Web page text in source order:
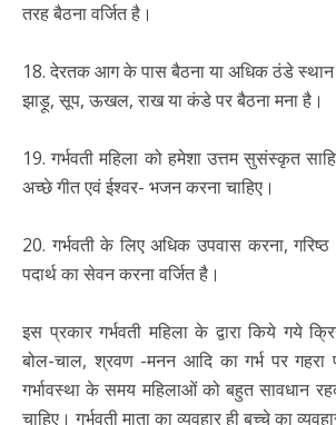
तरह बैठना वर्जित है।
18. देरतक आग के पास बैठना या अधिक ठंडे स्थान
झाड़ू, सूप, ऊखल, राख या कंडे पर बैठना मना है।
19. गर्भवती महिला को हमेशा उत्तम सुसंस्कृत
अच्छे गीत एवं ईश्वर- भजन करना चाहिए।
20. गर्भवती के लिए अधिक उपवास करना,
पदार्थ का सेवन करना वर्जित है।
इस प्रकार गर्भवती महिला के द्वारा किये गये
बोल-चाल, श्रवण -मनन आदि का गर्भ पर गहरा
गर्भावस्था के समय महिलाओं को बहुत सावधान
चाहिए। गर्भवती माता का व्यवहार ही बच्चे का